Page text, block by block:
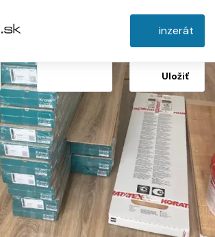
inzerát
Uložiť